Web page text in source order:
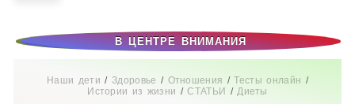
В ЦЕНТРЕ ВНИМАНИЯ
Наши дети / Здоровье / Отношения /Тесты онлайн /
Истории из жизни /СТАТЬИ / Диеты